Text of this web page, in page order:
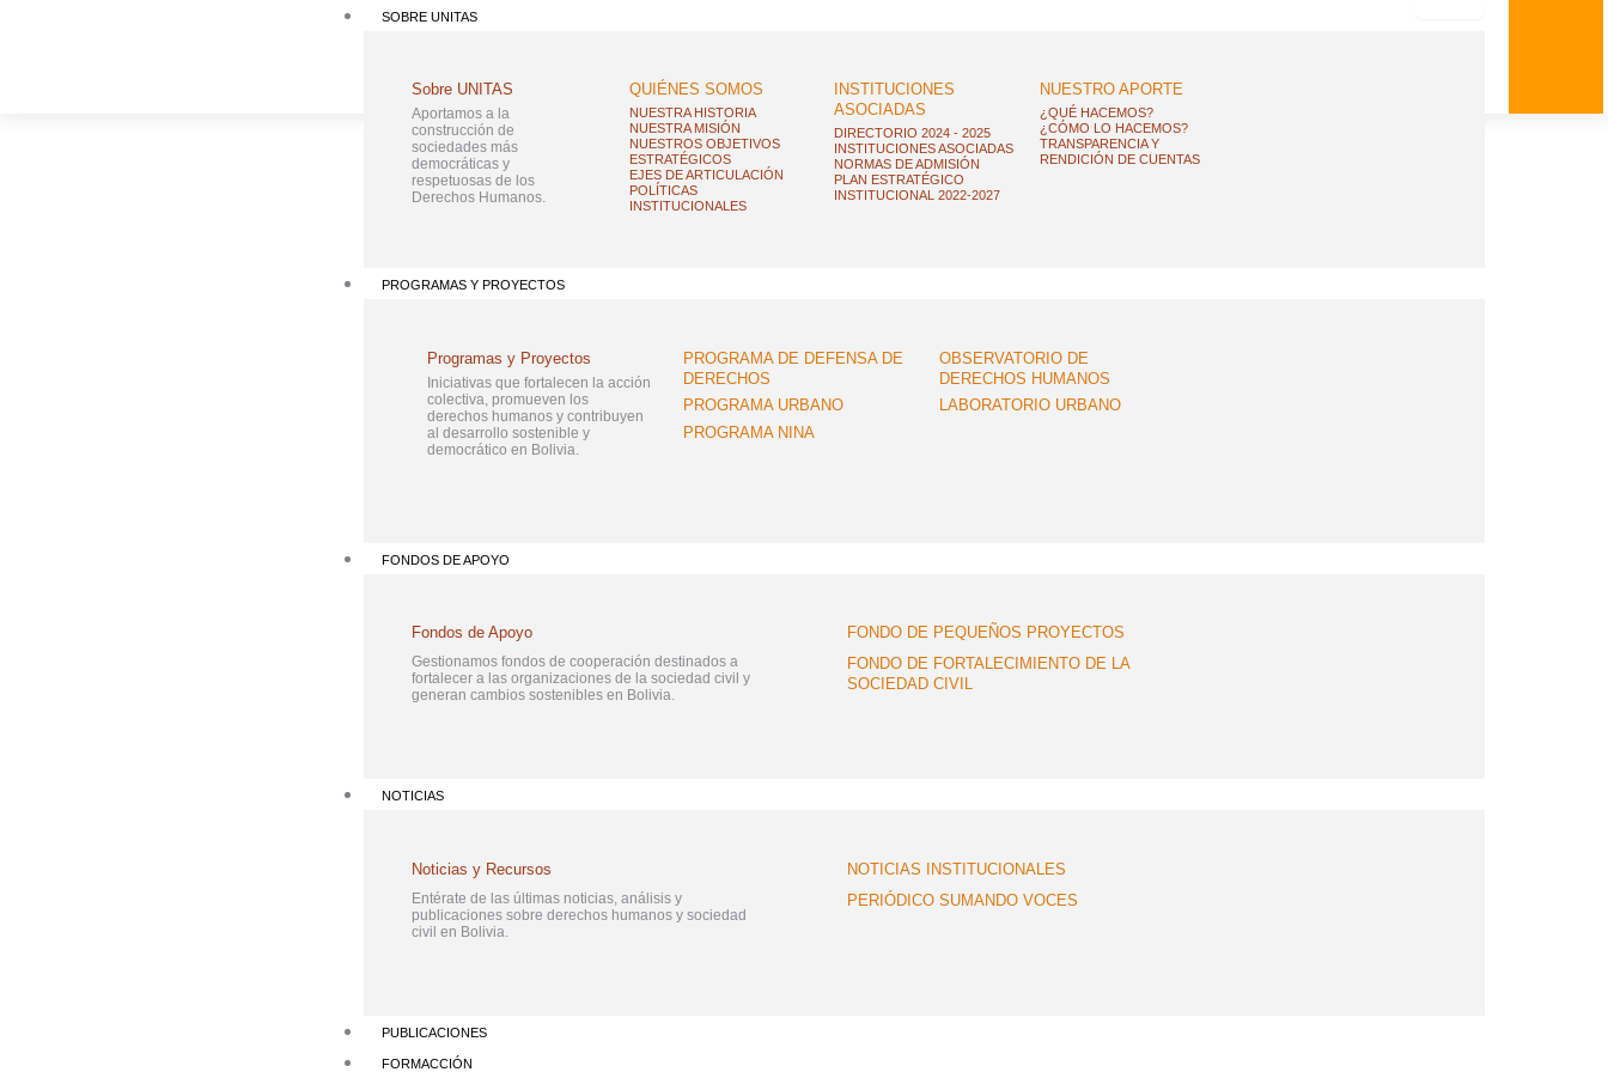
SOBRE UNITAS
Sobre UNITAS
Aportamos a la
construcción de
sociedades más
democráticas y
respetuosas de los
Derechos Humanos.
QUIÉNES SOMOS
NUESTRA HISTORIA
NUESTRA MISIÓN
NUESTROS OBJETIVOS
ESTRATÉGICOS
EJES DE ARTICULACIÓN
POLÍTICAS
INSTITUCIONALES
INSTITUCIONES
ASOCIADAS
DIRECTORIO 2024 - 2025
INSTITUCIONES ASOCIADAS
NORMAS DE ADMISIÓN
PLAN ESTRATÉGICO
INSTITUCIONAL 2022-2027
NUESTRO APORTE
¿QUÉ HACEMOS?
¿CÓMO LO HACEMOS?
TRANSPARENCIA Y
RENDICIÓN DE CUENTAS
PROGRAMAS Y PROYECTOS
Programas y Proyectos
Iniciativas que fortalecen la acción
colectiva, promueven los
derechos humanos y contribuyen
al desarrollo sostenible y
democrático en Bolivia.
PROGRAMA DE DEFENSA DE
DERECHOS
PROGRAMA URBANO
PROGRAMA NINA
OBSERVATORIO DE
DERECHOS HUMANOS
LABORATORIO URBANO
FONDOS DE APOYO
Fondos de Apoyo
Gestionamos fondos de cooperación destinados a
fortalecer a las organizaciones de la sociedad civil y
generan cambios sostenibles en Bolivia.
FONDO DE PEQUEÑOS PROYECTOS
FONDO DE FORTALECIMIENTO DE LA
SOCIEDAD CIVIL
NOTICIAS
Noticias y Recursos
Entérate de las últimas noticias, análisis y
publicaciones sobre derechos humanos y sociedad
civil en Bolivia.
NOTICIAS INSTITUCIONALES
PERIÓDICO SUMANDO VOCES
PUBLICACIONES
FORMACCIÓN